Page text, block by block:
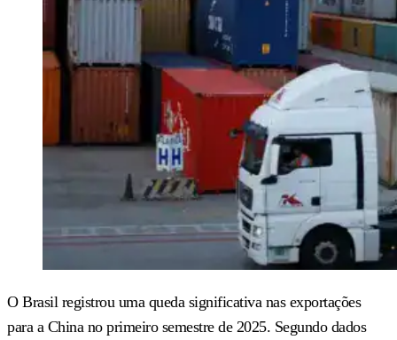
O Brasil registrou uma queda significativa nas exportações
para a China no primeiro semestre de 2025. Segundo dados